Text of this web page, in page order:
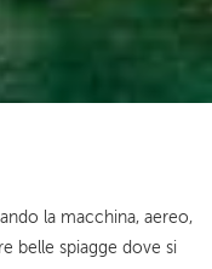
la macchina, aereo,
belle spiagge dove si